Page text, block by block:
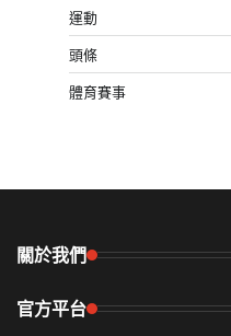
運動
頭條
體育賽事
關於我們
官方平台